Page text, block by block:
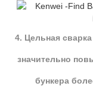
4. Цельная
значительно
бункера